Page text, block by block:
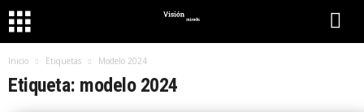
Inicio Etiquetas Modelo 2024
Etiqueta: modelo 2024